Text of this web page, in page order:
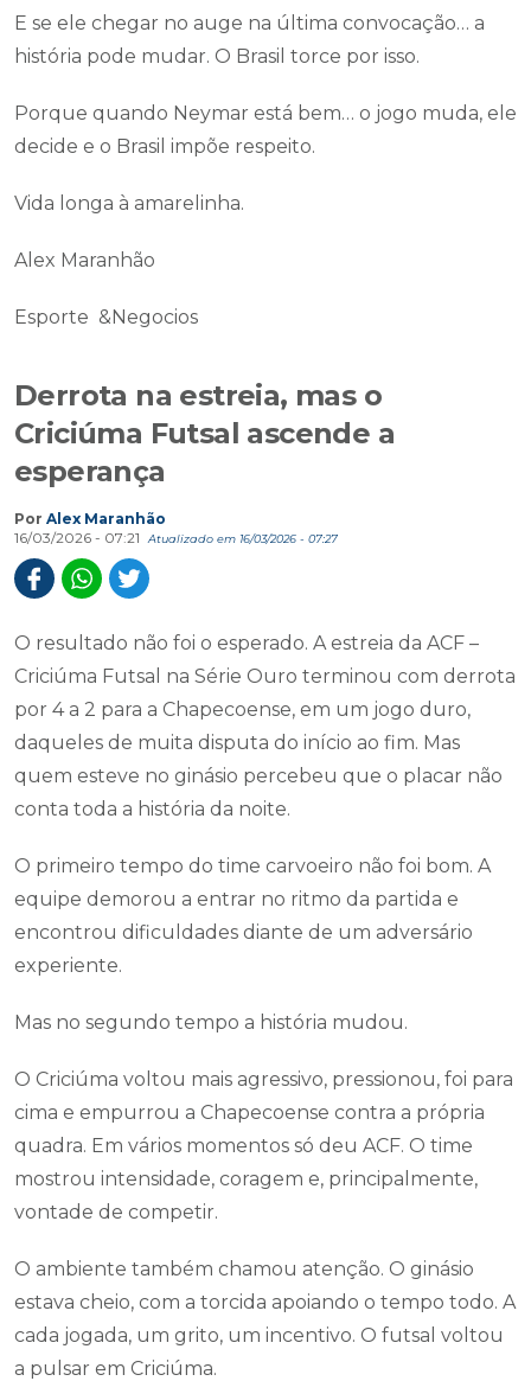
E se ele chegar no auge na última convocação… a
história pode mudar. O Brasil torce por isso.
Porque quando Neymar está bem… o jogo muda, ele
decide e o Brasil impõe respeito.
Vida longa à amarelinha.
Alex Maranhão
Esporte &Negocios
Derrota na estreia, mas o
Criciúma Futsal ascende a
esperança
Por Alex Maranhão
16/03/2026 - 07:21
Atualizado em 16/03/2026 - 07:27
O resultado não foi o esperado. A estreia da ACF –
Criciúma Futsal na Série Ouro terminou com derrota
por 4 a 2 para a Chapecoense, em um jogo duro,
daqueles de muita disputa do início ao fim. Mas
quem esteve no ginásio percebeu que o placar não
conta toda a história da noite.
O primeiro tempo do time carvoeiro não foi bom. A
equipe demorou a entrar no ritmo da partida e
encontrou dificuldades diante de um adversário
experiente.
Mas no segundo tempo a história mudou.
O Criciúma voltou mais agressivo, pressionou, foi para
cima e empurrou a Chapecoense contra a própria
quadra. Em vários momentos só deu ACF. O time
mostrou intensidade, coragem e, principalmente,
vontade de competir.
O ambiente também chamou atenção. O ginásio
estava cheio, com a torcida apoiando o tempo todo. A
cada jogada, um grito, um incentivo. O futsal voltou
a pulsar em Criciúma.